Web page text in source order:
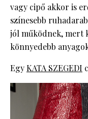
vagy cipő akkor is
színesebb
jól működnek, mert
könnyedebb
EgyKATA SZEGEDI